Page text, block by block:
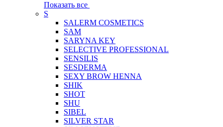
Показать все
S
SALERM COSMETICS
SAM
SARYNA KEY
SELECTIVE PROFESSIONAL
SENSILIS
SESDERMA
SEXY BROW HENNA
SHIK
SHOT
SHU
SIBEL
SILVER STAR